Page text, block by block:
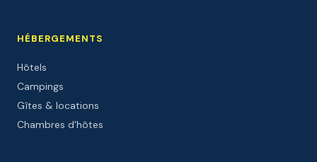
HÉBERGEMENTS
Hôtels
Campings
Gîtes & locations
Chambres d'hôtes